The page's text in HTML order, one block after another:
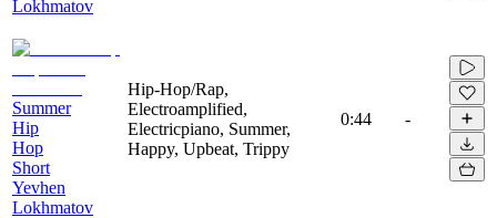
Lokhmatov
Summer
Hip
Hop
Short
Yevhen
Lokhmatov
Hip-Hop/Rap,
Electroamplified,
Electricpiano, Summer,
Happy, Upbeat, Trippy
0:44 -